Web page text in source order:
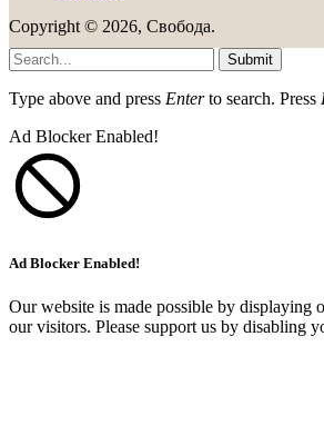
Copyright © 2026, Свобода.
Submit
Type above and press Enterto search. Press
Ad Blocker Enabled!
Ad Blocker Enabled!
Our website is made possible by displaying
our visitors. Please support us by disabling